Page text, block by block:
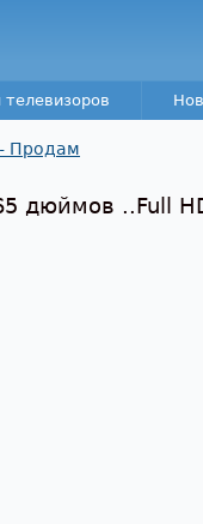
Продам
дюймов ..Full